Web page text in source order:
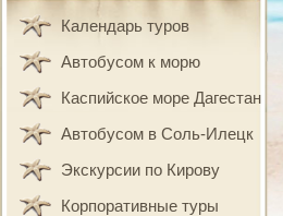
Календарь туров
Автобусом к морю
Каспийское море Дагестан
Автобусом в Соль-Илецк
Экскурсии по Кирову
Корпоративные туры